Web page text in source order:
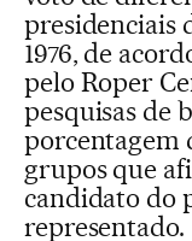
presidenciais
1976, de
pelo Roper
pesquisas de
porcentagem
grupos que
candidato do
representado.